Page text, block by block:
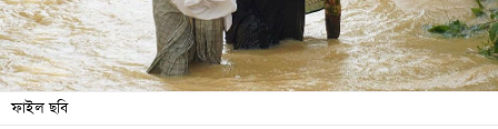
বিনোদন
অর্থনীতি
চাকরি
ফাইল ছবি